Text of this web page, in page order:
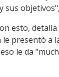
sus
esto,
presentó a
le da